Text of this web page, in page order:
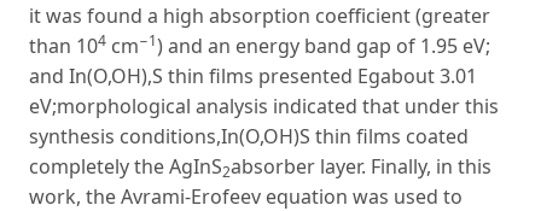
it was found a high absorption coefficient (greater
than 104 cm−1) and an energy band gap of 1.95 eV;
and In(O,OH),S thin films presented Egabout 3.01
eV;morphological analysis indicated that under this
synthesis conditions,In(O,OH)S thin films coated
completely the AgInS2absorber layer. Finally, in this
work, the Avrami-Erofeev equation was used to